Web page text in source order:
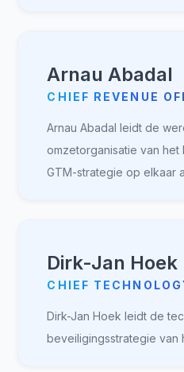
Arnau Abadal
CHIEF REVENUE
Arnau Abadal leidt de
omzetorganisatie van
GTM-strategie op elkaar
Dirk-Jan Hoek
CHIEF
Dirk-Jan Hoek leidt de
beveiligingsstrategie van